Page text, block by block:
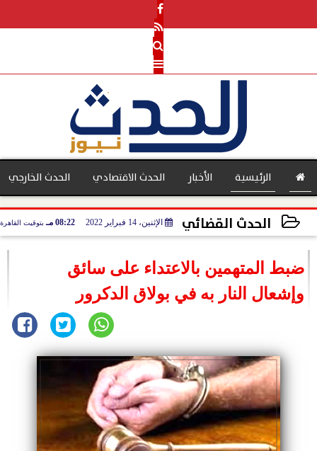
الرئيسية الأخبار الحدث الاقتصادي الحدث الخارجي
الحدث القضائي الإثنين، 14 فبراير 2022 08:22 مـ بتوقيت القاهرة
ضبط المتهمين بالاعتداء على سائق
وإشعال النار به في بولاق الدكرور